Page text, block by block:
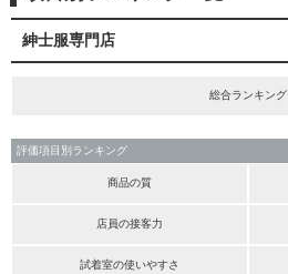
紳士服専門店
総合ランキング
評価項目別ランキング
商品の質
店員の接客力
試着室の使いやすさ